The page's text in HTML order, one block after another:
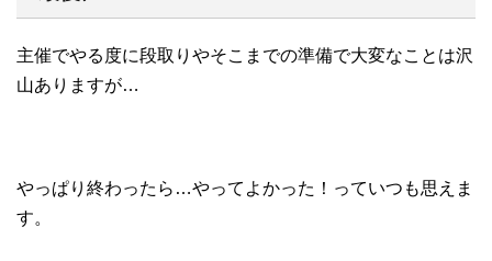
主催でやる度に段取りやそこまでの準備で大変なことは沢
山ありますが…
やっぱり終わったら…やってよかった！っていつも思えま
す。